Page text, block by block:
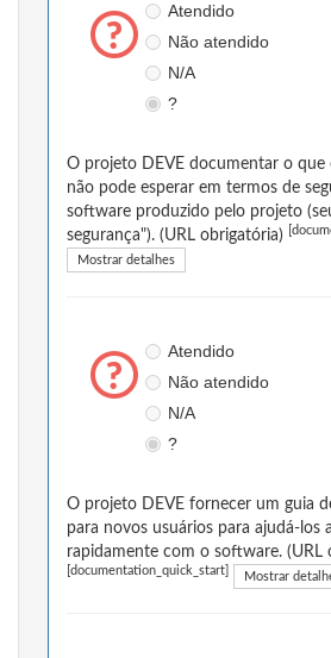
Atendido
Não atendido
N/A
?
O projeto DEVE documentar o que
não pode esperar em termos de
software produzido pelo projeto
segurança"). (URL obrigatória)
Mostrar detalhes
Atendido
Não atendido
N/A
?
O projeto DEVE fornecer um guia
para novos usuários para ajudá-los
rapidamente com o software. (URL
[documentation_quick_start] Mostrar